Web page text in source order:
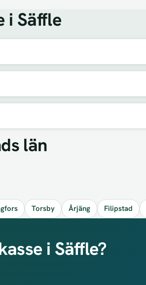
i Säffle
län
Torsby Årjäng Filipstad
i Säffle?